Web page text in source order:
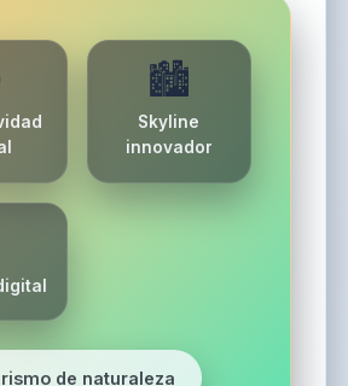
🏙️
Skyline
innovador
de naturaleza